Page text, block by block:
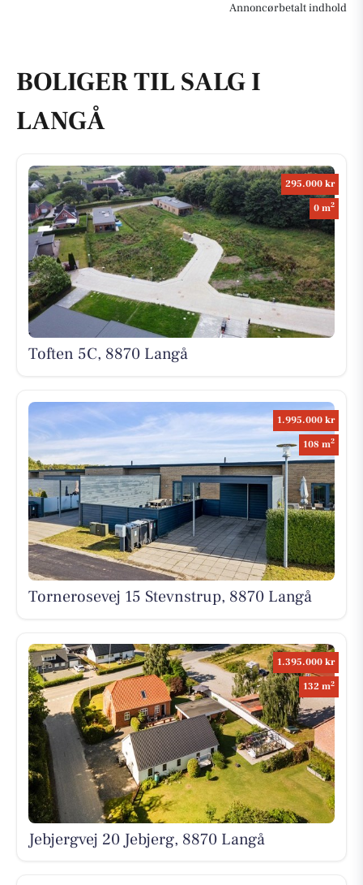
Annoncørbetalt indhold
BOLIGER TIL SALG I
LANGÅ
295.000 kr
0 m2
Toften 5C, 8870 Langå
1.995.000 kr
108 m2
Tornerosevej 15 Stevnstrup, 8870 Langå
1.395.000 kr
132 m2
Jebjergvej 20 Jebjerg, 8870 Langå